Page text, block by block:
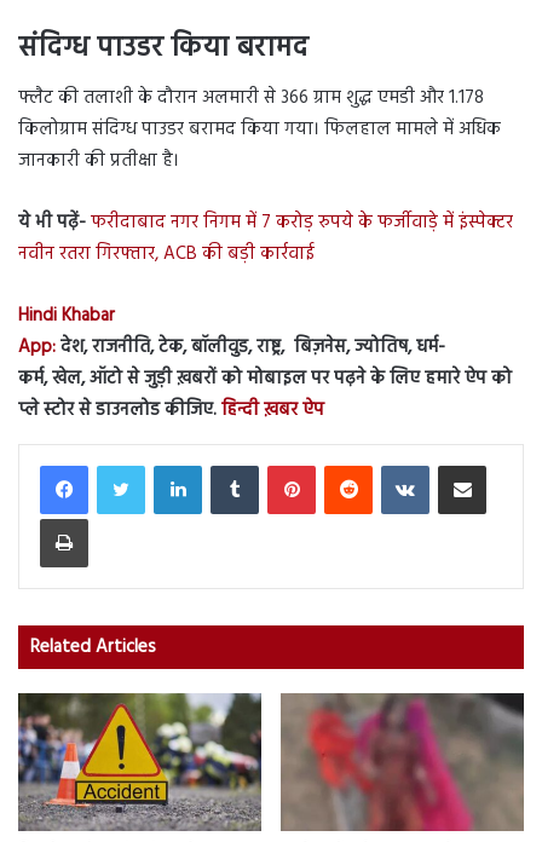
संदिग्ध पाउडर किया बरामद
फ्लैट की तलाशी के दौरान अलमारी से 366 ग्राम शुद्ध एमडी और 1.178
किलोग्राम संदिग्ध पाउडर बरामद किया गया। फिलहाल मामले में अधिक
जानकारी की प्रतीक्षा है।
ये भी पढ़ें-फरीदाबाद नगर निगम में 7 करोड़ रुपये के फर्जीवाड़े में इंस्पेक्टर
नवीन रतरा गिरफ्तार, ACB की बड़ी कार्रवाई
Hindi Khabar
App:देश, राजनीति, टेक, बॉलीवुड, राष्ट्र, बिज़नेस, ज्योतिष, धर्म-
कर्म, खेल, ऑटो से जुड़ी ख़बरों को मोबाइल पर पढ़ने के लिए हमारे ऐप को
प्ले स्टोर से डाउनलोड कीजिए.हिन्दी ख़बर ऐप
LinkedInTumblr PinterestReddit VKontakteShare via Email
Print
Related Articles